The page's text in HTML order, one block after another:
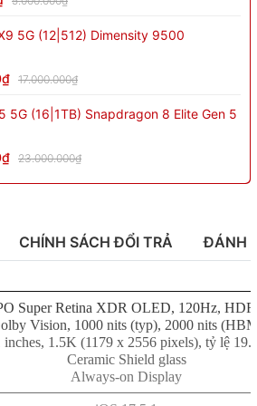
5G (12|512) Dimensity 9500
17.000.000₫
5G (16|1TB) Snapdragon 8 Elite Gen 5
23.000.000₫
CHÍNH SÁCH ĐỔI TRẢ ĐÁNH
Super Retina XDR OLED, 120Hz,
Vision, 1000 nits (typ), 2000 nits
inches, 1.5K (1179 x 2556 pixels), tỷ lệ
Ceramic Shield glass
Always-on Display